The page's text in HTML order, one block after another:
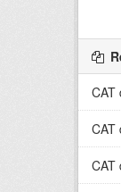
CAT
CAT
CAT